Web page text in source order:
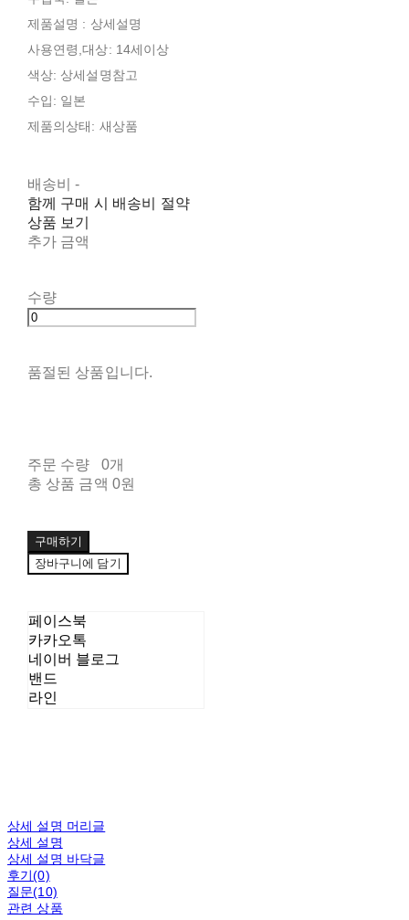
제품설명 : 상세설명
사용연령,대상: 14세이상
색상: 상세설명참고
수입: 일본
제품의상태: 새상품
배송비-
함께 구매 시 배송비 절약
상품 보기
추가 금액
수량
품절된 상품입니다.
주문 수량
0개
총 상품 금액 0원
구매하기
장바구니에 담기
페이스북
카카오톡
네이버 블로그
밴드
라인
상세 설명 머리글
상세 설명
상세 설명 바닥글
후기(0)
질문(10)
관련 상품